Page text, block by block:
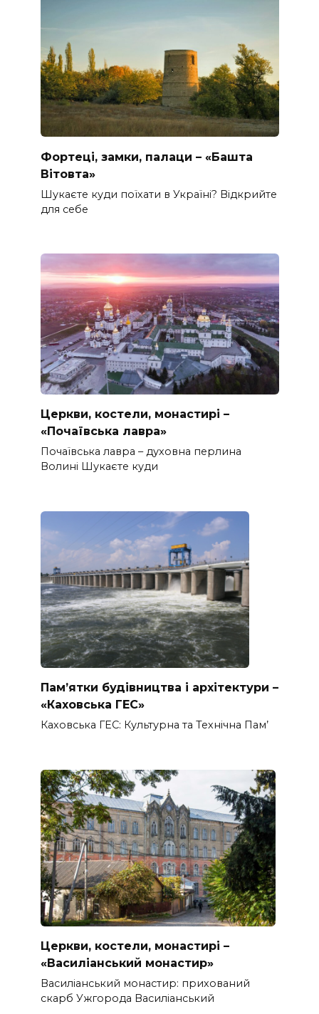
Фортеці, замки, палаци – «Башта
Вітовта»
Шукаєте куди поїхати в Україні? Відкрийте
для себе
Церкви, костели, монастирі –
«Почаївська лавра»
Почаївська лавра – духовна перлина
Волині Шукаєте куди
Пам’ятки будівництва і архітектури –
«Каховська ГЕС»
Каховська ГЕС: Культурна та Технічна Пам’
Церкви, костели, монастирі –
«Василіанський монастир»
Василіанський монастир: прихований
скарб Ужгорода Василіанський